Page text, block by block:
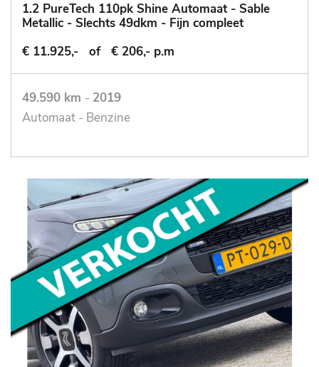
1.2 PureTech 110pk Shine Automaat - Sable
Metallic - Slechts 49dkm - Fijn compleet
€ 11.925,-
of € 206,- p.m
49.590 km - 2019
Automaat - Benzine